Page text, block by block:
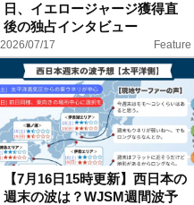
日、イエロージャージ獲得直
後の独占インタビュー
2026/07/17 Feature
【7月16日15時更新】西日本の
週末の波は？WJSM週間波予